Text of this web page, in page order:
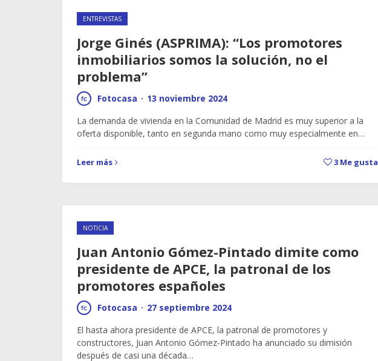
ENTREVISTAS
Jorge Ginés (ASPRIMA): “Los promotores
inmobiliarios somos la solución, no el
problema”
Fotocasa · 13 noviembre 2024
La demanda de vivienda en la Comunidad de Madrid es muy superior a la
oferta disponible, tanto en segunda mano como muy especialmente en…
Leer más 3 Me gusta
NOTICIA
Juan Antonio Gómez-Pintado dimite como
presidente de APCE, la patronal de los
promotores españoles
Fotocasa · 27 septiembre 2024
El hasta ahora presidente de APCE, la patronal de promotores y
constructores, Juan Antonio Gómez-Pintado ha anunciado su dimisión
después de casi una década…